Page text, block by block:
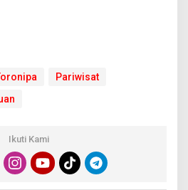
Pariwisat
Ikuti Kami